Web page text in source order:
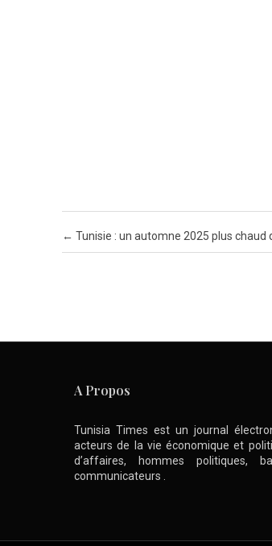
Post navigation
← Tunisie : un automne 2025 plus chaud
A Propos
Tunisia Times est un journal
acteurs de la vie économique et
d’affaires, hommes politiques,
communicateurs .